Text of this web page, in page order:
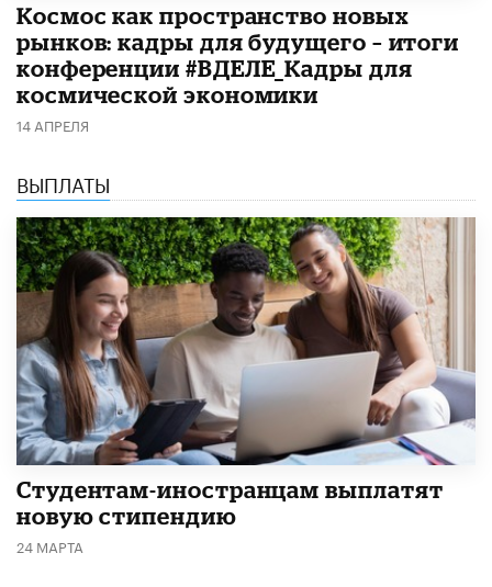
Космос как пространство новых
рынков: кадры для будущего – итоги
конференции #ВДЕЛЕ_Кадры для
космической экономики
14 АПРЕЛЯ
ВЫПЛАТЫ
Студентам-иностранцам выплатят
новую стипендию
24 МАРТА